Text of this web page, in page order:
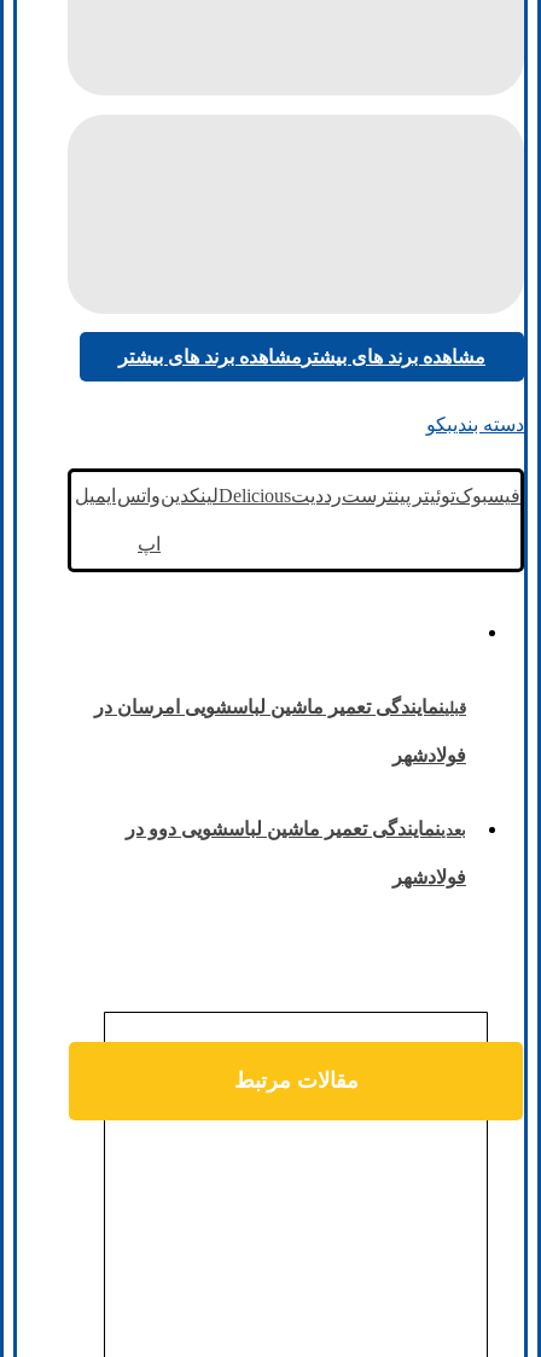
مشاهده برند های بیشتر مشاهده برند های بیشتر
دسته بندیبکو
فیسبوکتوئیتر پینترسترددیتDeliciousلینکدینواتس
اپ
ایمیل
قبلینمایندگی تعمیر ماشین لباسشویی امرسان در
فولادشهر
بعدینمایندگی تعمیر ماشین لباسشویی دوو در
فولادشهر
مقالات مرتبط